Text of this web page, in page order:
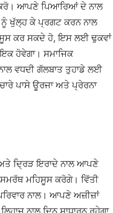
ਕਰੋ। ਆਪਣੇ ਪਿਆਰਿਆਂ ਦੇ ਨਾਲ
ਨੂੰ ਖੁੱਲ੍ਹ ਕੇ ਪ੍ਰਗਟ ਕਰਨ ਨਾਲ
ਕਰ ਸਕਦੇ ਹੋ, ਇਸ ਲਈ ਢੁਕਵਾਂ
ਹੋਵੇਗਾ। ਸਮਾਜਿਕ
ਵਧਦੀ ਗੱਲਬਾਤ ਤੁਹਾਡੇ ਲਈ
ਪਾਸੇ ਊਰਜਾ ਅਤੇ ਪ੍ਰੇਰਨਾ
ਅਤੇ ਦ੍ਰਿੜ ਇਰਾਦੇ ਨਾਲ ਆਪਣੇ
ਮਹਿਸੂਸ ਕਰੋਗੇ। ਵਿੱਤੀ
ਨਾਲ। ਆਪਣੇ ਅਜ਼ੀਜ਼ਾਂ